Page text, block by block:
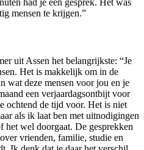
mensen te krijgen.”
uit Assen het belangrijkste: “Je
Het is makkelijk om in de
wat deze mensen voor jou en je
een verjaardagsontbijt voor
ochtend de tijd voor. Het is niet
als ik laat ben met uitnodigingen
het wel doorgaat. De gesprekken
vrienden, familie, studie en